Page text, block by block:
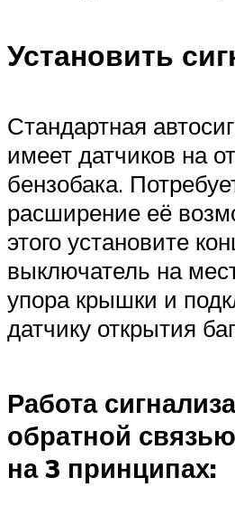
Установить
Стандартная
имеет датчиков на
бензобака.
расширение её
этого установите
выключатель на
упора крышки и
датчику открытия
Работа
обратной
на 3 принципах: